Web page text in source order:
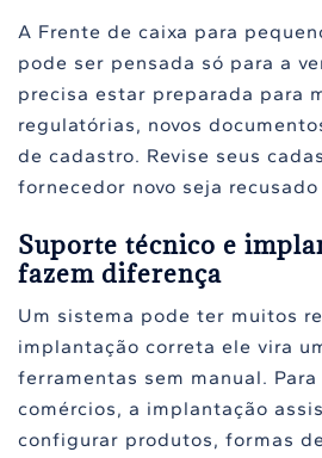
A Frente de caixa para
pode ser pensada só para a
precisa estar preparada para
regulatórias, novos
de cadastro. Revise seus
fornecedor novo seja
Suporte técnico e
fazem diferença
Um sistema pode ter muitos
implantação correta ele vira
ferramentas sem manual. Para
comércios, a implantação
configurar produtos, formas